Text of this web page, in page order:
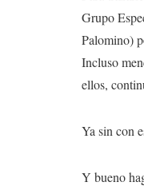
Grupo
Palomino)
Incluso
ellos,
Ya sin con
Y bueno